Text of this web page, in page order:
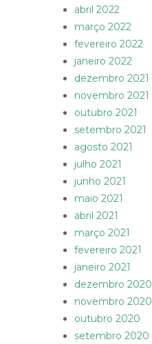
abril 2022
março 2022
fevereiro 2022
janeiro 2022
dezembro 2021
novembro 2021
outubro 2021
setembro 2021
agosto 2021
julho 2021
junho 2021
maio 2021
abril 2021
março 2021
fevereiro 2021
janeiro 2021
dezembro 2020
novembro 2020
outubro 2020
setembro 2020